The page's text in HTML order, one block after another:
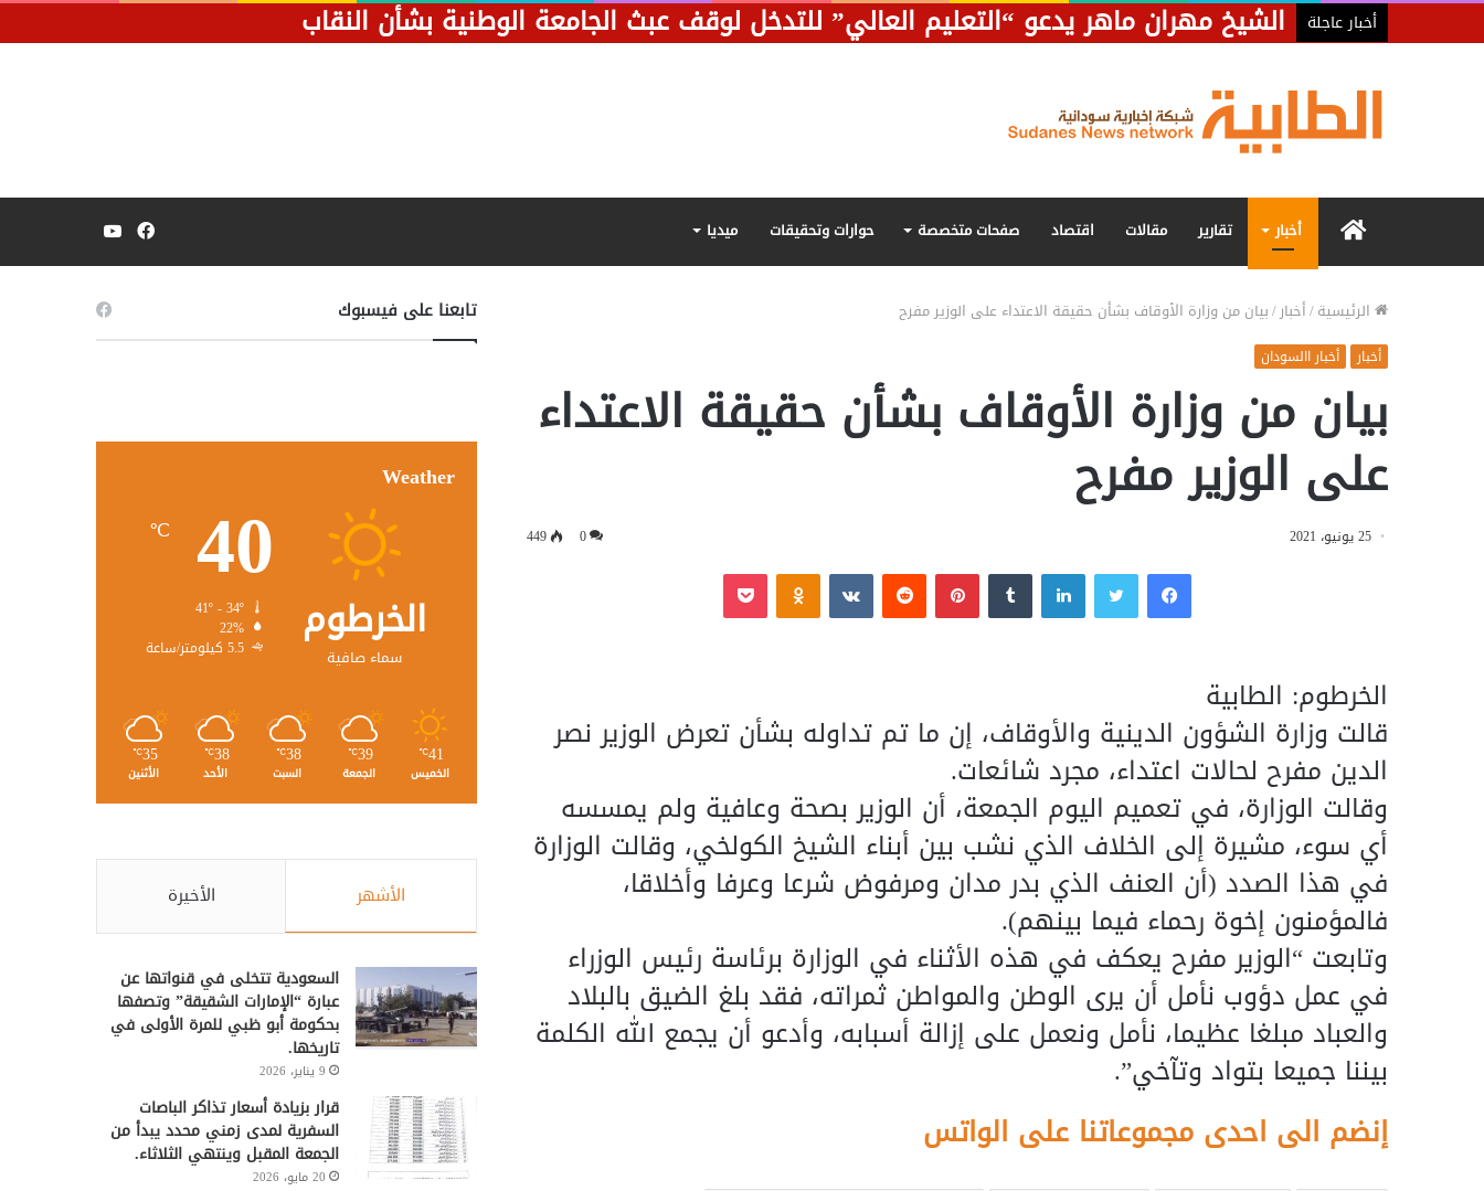
أخبار عاجلة الشيخ مهران ماهر يدعو “التعليم العالي” للتدخل لوقف عبث الجامعة الوطنية بشأن النقاب
الرئيسيةأخبار تقارير مقالات اقتصاد صفحات متخصصة حوارات وتحقيقات ميديا فيسبوك
الرئيسية/أخبار/بيان من وزارة الأوقاف بشأن حقيقة الاعتداء على الوزير مفرح
أخبار أخبار االسودان
بيان من وزارة الأوقاف بشأن حقيقة الاعتداء
على الوزير مفرح
25 يونيو، 2021 0
449
فيسبوك لينكدإن بينتيريست
الخرطوم: الطابية
قالت وزارة الشؤون الدينية والأوقاف، إن ما تم تداوله بشأن تعرض الوزير نصر
الدين مفرح لحالات اعتداء، مجرد شائعات.
وقالت الوزارة، في تعميم اليوم الجمعة، أن الوزير بصحة وعافية ولم يمسسه
أي سوء، مشيرة إلى الخلاف الذي نشب بين أبناء الشيخ الكولخي، وقالت الوزارة
في هذا الصدد (أن العنف الذي بدر مدان ومرفوض شرعا وعرفا وأخلاقا،
فالمؤمنون إخوة رحماء فيما بينهم).
وتابعت “الوزير مفرح يعكف في هذه الأثناء في الوزارة برئاسة رئيس الوزراء
في عمل دؤوب نأمل أن يرى الوطن والمواطن ثمراته، فقد بلغ الضيق بالبلاد
والعباد مبلغا عظيما، نأمل ونعمل على إزالة أسبابه، وأدعو أن يجمع الله الكلمة
بيننا جميعا بتواد وتآخي”.
إنضم الى احدى مجموعاتنا على الواتس
تابعنا على فيسبوك
Weather
الخرطوم
سماء صافية
40
℃
22%
5.5 كيلومتر/ساعة
41
℃
الخميس
39
℃
الجمعة
38
℃
السبت
38
℃
الأحد
35
℃
الأثنين
الأشهر الأخيرة
السعودية تتخلى في قنواتها عن
عبارة “الإمارات الشقيقة” وتصفها
بحكومة أبو ظبي للمرة الأولى في
تاريخها.
9 يناير، 2026
قرار بزيادة أسعار تذاكر الباصات
السفرية لمدى زمني محدد يبدأ من
الجمعة المقبل وينتهي الثلاثاء.
20 مايو، 2026